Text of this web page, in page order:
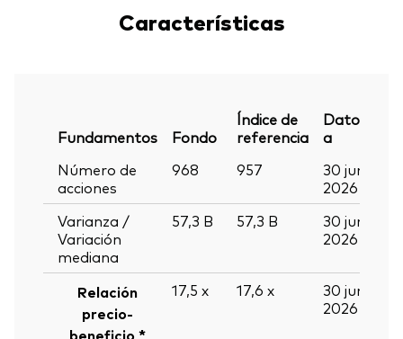
Características
Fundamentos Fondo
Índice de
referencia
Datos
a
Número de
acciones
968 957
30 jun
2026
Varianza /
Variación
mediana
57,3 B 57,3 B
30 jun
2026
Relación
precio-
beneficio *
17,5 x 17,6 x
30 jun
2026